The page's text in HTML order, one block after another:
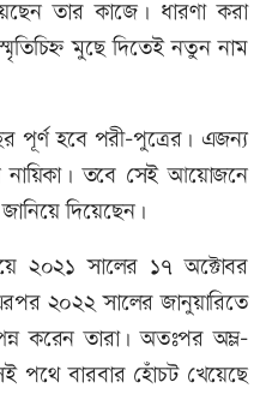
তার কাজে। ধারণা করা
মুছে দিতেই নতুন নাম
হবে পরী-পুত্রের। এজন্য
নায়িকা। তবে সেই আয়োজনে
দিয়েছেন।
২০২১ সালের ১৭ অক্টোবর
২০২২ সালের জানুয়ারিতে
করেন তারা। অতঃপর অম্ল-
পথে বারবার হোঁচট খেয়েছে